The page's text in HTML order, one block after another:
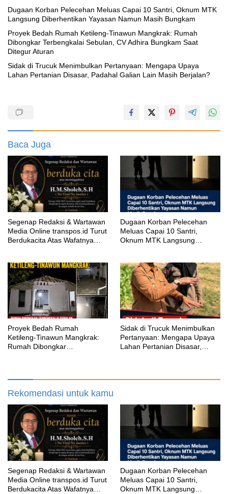
‎Dugaan Korban Pelecehan Meluas Capai 10 Santri, Oknum MTK
Langsung Diberhentikan Yayasan Namun Masih Bungkam
Proyek Bedah Rumah Ketileng-Tinawun Mangkrak: Rumah
Dibongkar Terbengkalai Sebulan, CV Adhira Bungkam Saat
Ditegur Aturan
‎Sidak di Trucuk Menimbulkan Pertanyaan: Mengapa Upaya
Lahan Pertanian Disasar, Padahal Galian Lain Masih Berjalan?
Baca Juga
Segenap Redaksi & Wartawan
Media Online transpos.id Turut
Berdukacita Atas Wafatnya
‎Dugaan Korban Pelecehan
Meluas Capai 10 Santri,
Oknum MTK Langsung
Proyek Bedah Rumah
Ketileng-Tinawun Mangkrak:
Rumah Dibongkar
‎Sidak di Trucuk Menimbulkan
Pertanyaan: Mengapa Upaya
Lahan Pertanian Disasar,
Rekomendasi untuk kamu
Segenap Redaksi & Wartawan
Media Online transpos.id Turut
Berdukacita Atas Wafatnya
‎Dugaan Korban Pelecehan
Meluas Capai 10 Santri,
Oknum MTK Langsung